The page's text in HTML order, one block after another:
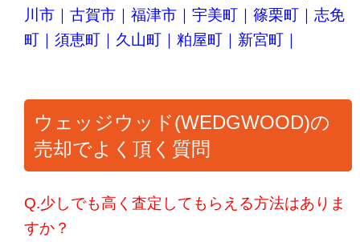
川市
古賀市 福津市 宇美町 篠栗町
志免
町
須恵町 久山町 粕屋町 新宮町
ウェッジウッド(WEDGWOOD)の
売却でよく頂く質問
Q.少しでも高く査定してもらえる方法はありま
すか？